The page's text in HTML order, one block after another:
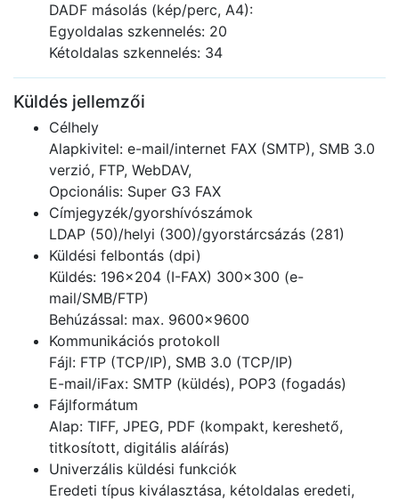
DADF másolás (kép/perc, A4):
Egyoldalas szkennelés: 20
Kétoldalas szkennelés: 34
Küldés jellemzői
Célhely
Alapkivitel: e-mail/internet FAX (SMTP), SMB 3.0
verzió, FTP, WebDAV,
Opcionális: Super G3 FAX
Címjegyzék/gyorshívószámok
LDAP (50)/helyi (300)/gyorstárcsázás (281)
Küldési felbontás (dpi)
Küldés: 196×204 (I-FAX) 300×300 (e-
mail/SMB/FTP)
Behúzással: max. 9600×9600
Kommunikációs protokoll
Fájl: FTP (TCP/IP), SMB 3.0 (TCP/IP)
E-mail/iFax: SMTP (küldés), POP3 (fogadás)
Fájlformátum
Alap: TIFF, JPEG, PDF (kompakt, kereshető,
titkosított, digitális aláírás)
Univerzális küldési funkciók
Eredeti típus kiválasztása, kétoldalas eredeti,